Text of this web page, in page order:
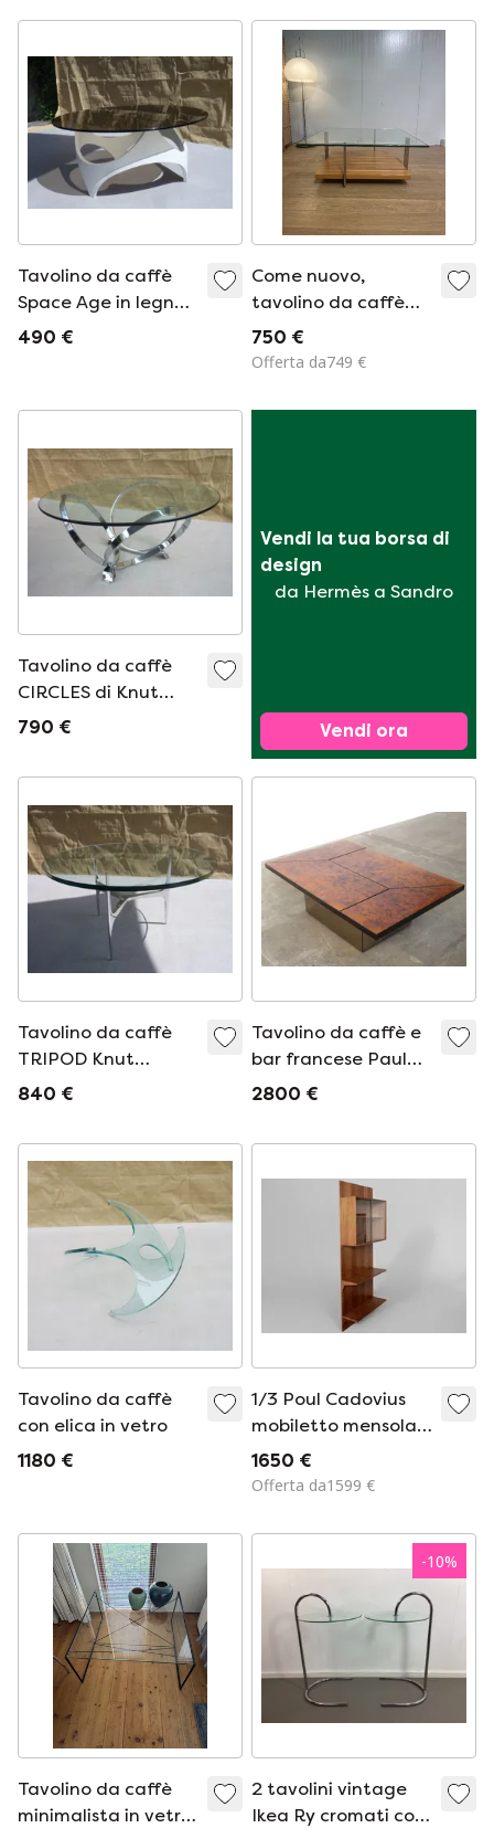
Tavolino da caffè
Space Age in legno
e vetro
490 €
Come nuovo,
tavolino da caffè
Rolf Benz, garanzia
750 €
Offerta da749 €
Tavolino da caffè
CIRCLES di Knut
Hesterberg
790 €
Vendi la tua borsa di
design
da Hermès a Sandro
Vendi ora
Tavolino da caffè
TRIPOD Knut
Hesterberg
840 €
Tavolino da caffè e
bar francese Paul
Michel
2800 €
Tavolino da caffè
con elica in vetro
1180 €
1/3 Poul Cadovius
mobiletto mensola
vetrina Royal Shelf
Teak
1650 €
Offerta da1599 €
Tavolino da caffè
minimalista in vetro
-10%
2 tavolini vintage
Ikea Ry cromati con